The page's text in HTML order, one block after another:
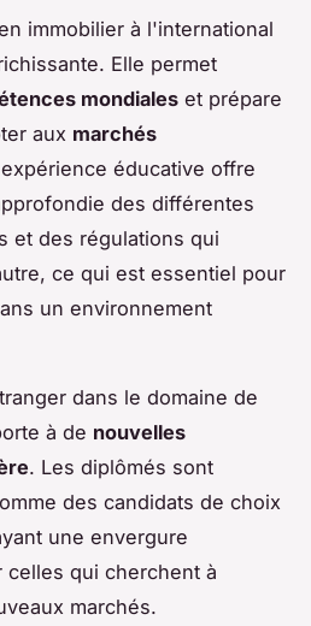
immobilier à l'international
Elle permet
mondiales et prépare
aux marchés
éducative offre
des différentes
et des régulations qui
ce qui est essentiel pour
un environnement
dans le domaine de
à de nouvelles
. Les diplômés sont
des candidats de choix
une envergure
celles qui cherchent à
marchés.